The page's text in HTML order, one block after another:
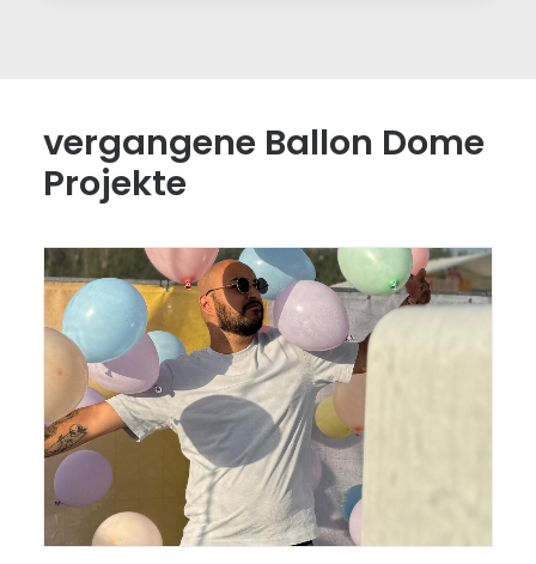
vergangene Ballon Dome
Projekte